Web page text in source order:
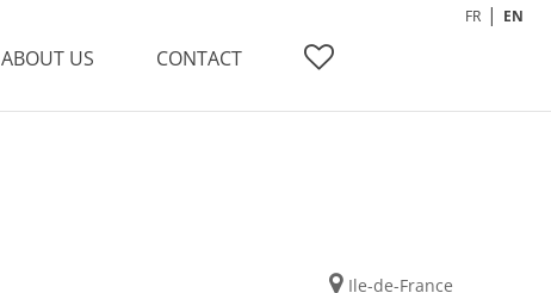
ABOUT US CONTACT
FR EN
Ile-de-France